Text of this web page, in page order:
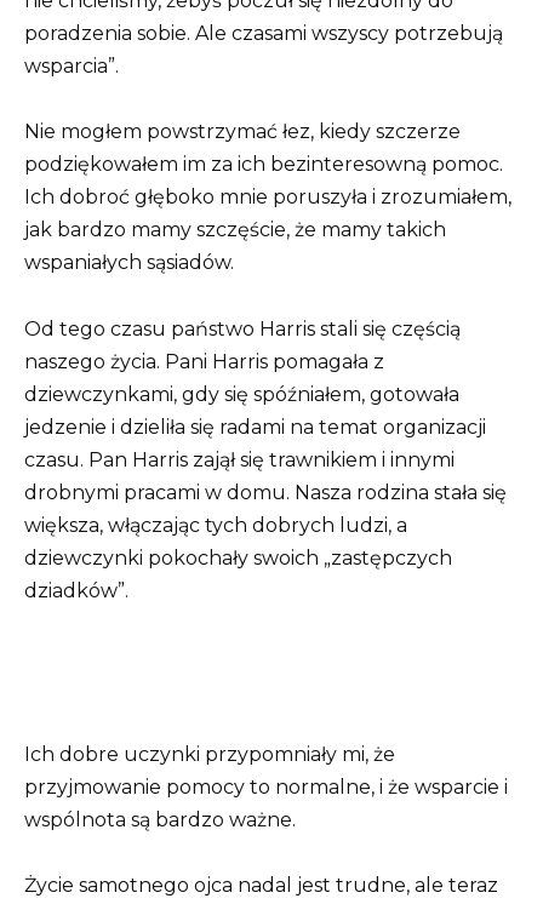
poradzenia sobie. Ale czasami wszyscy potrzebują
wsparcia”.
Nie mogłem powstrzymać łez, kiedy szczerze
podziękowałem im za ich bezinteresowną pomoc.
Ich dobroć głęboko mnie poruszyła i zrozumiałem,
jak bardzo mamy szczęście, że mamy takich
wspaniałych sąsiadów.
Od tego czasu państwo Harris stali się częścią
naszego życia. Pani Harris pomagała z
dziewczynkami, gdy się spóźniałem, gotowała
jedzenie i dzieliła się radami na temat organizacji
czasu. Pan Harris zajął się trawnikiem i innymi
drobnymi pracami w domu. Nasza rodzina stała się
większa, włączając tych dobrych ludzi, a
dziewczynki pokochały swoich „zastępczych
dziadków”.
Ich dobre uczynki przypomniały mi, że
przyjmowanie pomocy to normalne, i że wsparcie i
wspólnota są bardzo ważne.
Życie samotnego ojca nadal jest trudne, ale teraz